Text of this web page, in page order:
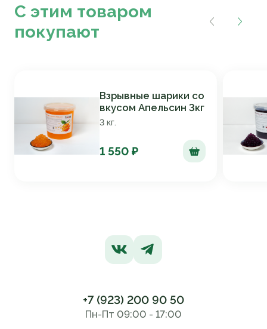
С этим товаром
покупают
Взрывные шарики со
вкусом Апельсин 3кг
3 кг.
1 550 ₽
+7 (923) 200 90 50
Пн-Пт 09:00 - 17:00